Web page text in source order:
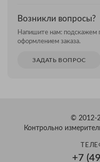
Возникли вопросы?
Напишите нам: подскажем
оформлением заказа.
ЗАДАТЬ ВОПРОС
© 2012-
Контрольно
+7